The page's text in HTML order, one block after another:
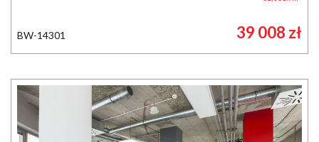
BW-14301 39 008 zł